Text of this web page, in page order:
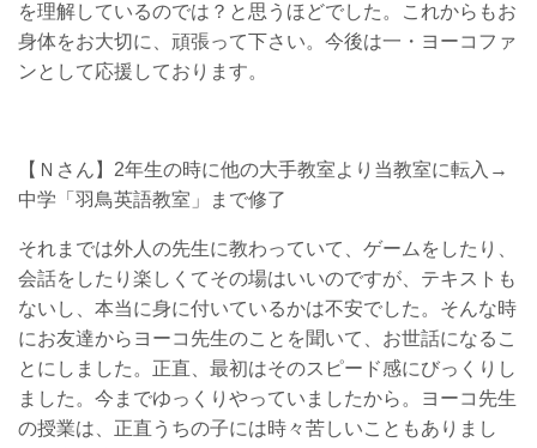
を理解しているのでは？と思うほどでした。これからもお
身体をお大切に、頑張って下さい。今後は一・ヨーコファ
ンとして応援しております。
【Ｎさん】2年生の時に他の大手教室より当教室に転入→
中学「羽鳥英語教室」まで修了
それまでは外人の先生に教わっていて、ゲームをしたり、
会話をしたり楽しくてその場はいいのですが、テキストも
ないし、本当に身に付いているかは不安でした。そんな時
にお友達からヨーコ先生のことを聞いて、お世話になるこ
とにしました。正直、最初はそのスピード感にびっくりし
ました。今までゆっくりやっていましたから。ヨーコ先生
の授業は、正直うちの子には時々苦しいこともありまし